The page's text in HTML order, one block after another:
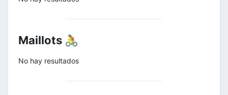
Maillots 🚴
No hay resultados